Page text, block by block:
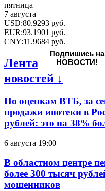
пятница
7 августа
USD:80.9293 руб.
EUR:93.1901 руб.
CNY:11.9684 руб.
Подпишись на
НОВОСТИ!
Лента
новостей ↓
По оценкам ВТБ, за
продажи ипотеки в
рублей: это на 38%
6 августа 19:00
В областном центре
более 300 тысяч
мошенников